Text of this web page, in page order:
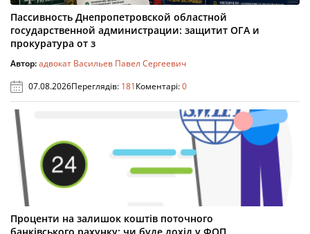
Пассивность Днепропетровской областной
государственной администрации: защитит ОГА и
прокуратура от з
Автор:адвокат Васильев Павел Сергеевич
07.08.2026Переглядів: 181Коментарі:0
Проценти на залишок коштів поточного